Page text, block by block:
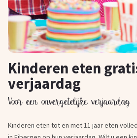
Kinderen eten
verjaardag
Voor een onvergetelijke verjaardag
Kinderen eten tot en met 11 jaar eten